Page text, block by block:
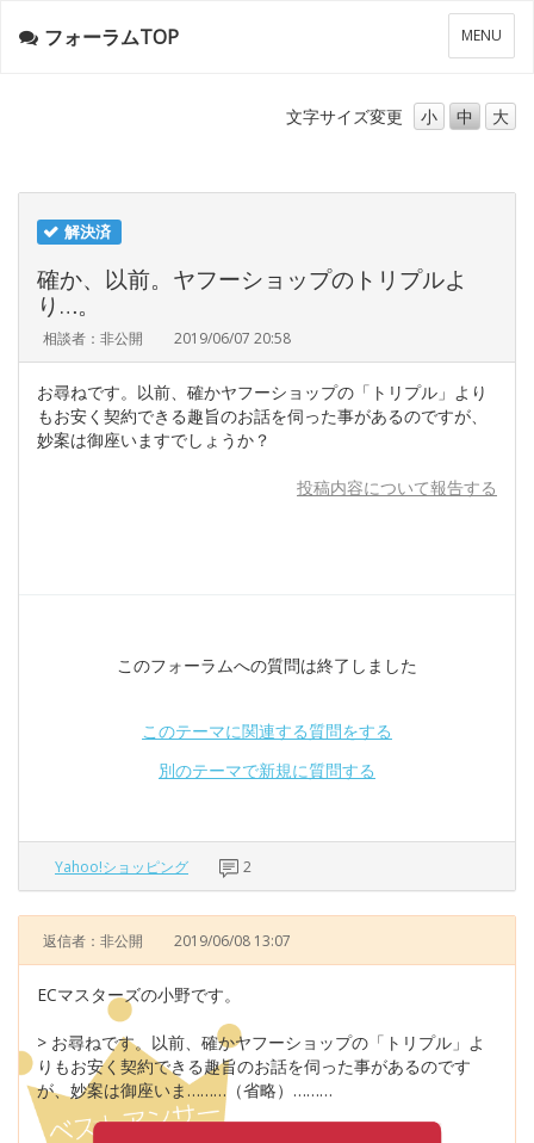
メ
ニ
ー
MENU
フォーラムTOP
文字サイズ変更 小 中 大
解決済
確か、以前。ヤフーショップのトリプルよ
り…。
相談者：非公開 2019/06/07 20:58
お尋ねです。以前、確かヤフーショップの「トリプル」より
もお安く契約できる趣旨のお話を伺った事があるのですが、
妙案は御座いますでしょうか？
投稿内容について報告する
このフォーラムへの質問は終了しました
このテーマに関連する質問をする
別のテーマで新規に質問する
Yahoo!ショッピング 2
返信者：非公開 2019/06/08 13:07
ECマスターズの小野です。
> お尋ねです。以前、確かヤフーショップの「トリプル」よ
りもお安く契約できる趣旨のお話を伺った事があるのです
が、妙案は御座いま………（省略）………